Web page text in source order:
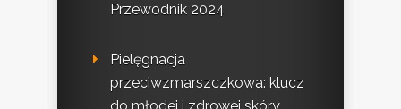
Przewodnik 2024
Pielęgnacja
przeciwzmarszczkowa: klucz